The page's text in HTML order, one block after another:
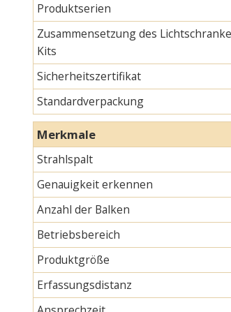
Produktserien
Zusammensetzung des
Kits
Sicherheitszertifikat
Standardverpackung
Merkmale
Strahlspalt
Genauigkeit erkennen
Anzahl der Balken
Betriebsbereich
Produktgröße
Erfassungsdistanz